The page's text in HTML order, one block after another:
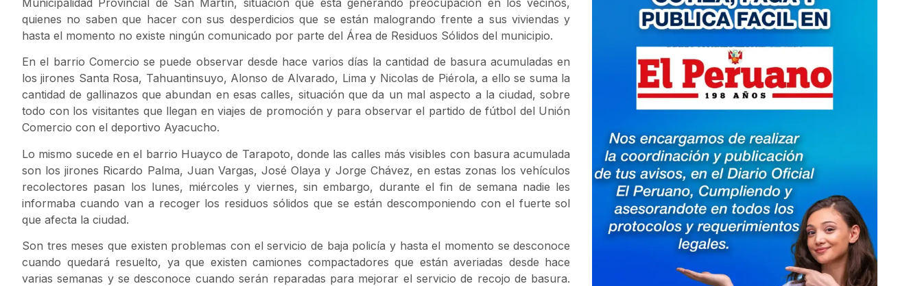
quienes no saben que hacer con sus desperdicios que se están malogrando frente a sus viviendas y
hasta el momento no existe ningún comunicado por parte del Área de Residuos Sólidos del municipio.
En el barrio Comercio se puede observar desde hace varios días la cantidad de basura acumuladas en
los jirones Santa Rosa, Tahuantinsuyo, Alonso de Alvarado, Lima y Nicolas de Piérola, a ello se suma la
cantidad de gallinazos que abundan en esas calles, situación que da un mal aspecto a la ciudad, sobre
todo con los visitantes que llegan en viajes de promoción y para observar el partido de fútbol del Unión
Comercio con el deportivo Ayacucho.
Lo mismo sucede en el barrio Huayco de Tarapoto, donde las calles más visibles con basura acumulada
son los jirones Ricardo Palma, Juan Vargas, José Olaya y Jorge Chávez, en estas zonas los vehículos
recolectores pasan los lunes, miércoles y viernes, sin embargo, durante el fin de semana nadie les
informaba cuando van a recoger los residuos sólidos que se están descomponiendo con el fuerte sol
que afecta la ciudad.
Son tres meses que existen problemas con el servicio de baja policía y hasta el momento se desconoce
cuando quedará resuelto, ya que existen camiones compactadores que están averiadas desde hace
varias semanas y se desconoce cuando serán reparadas para mejorar el servicio de recojo de basura.